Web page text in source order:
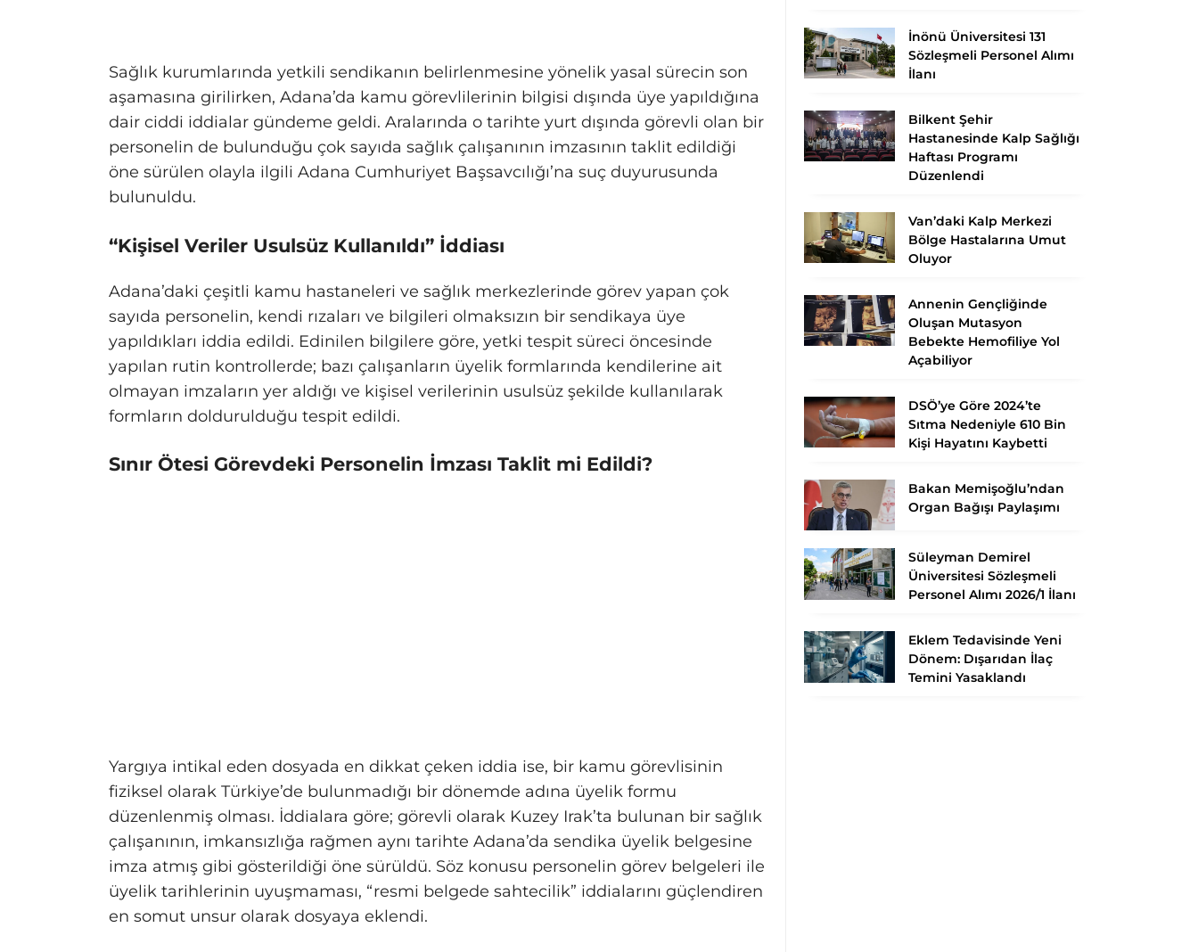
Sağlık kurumlarında yetkili sendikanın belirlenmesine yönelik yasal sürecin son
aşamasına girilirken, Adana’da kamu görevlilerinin bilgisi dışında üye yapıldığına
dair ciddi iddialar gündeme geldi. Aralarında o tarihte yurt dışında görevli olan bir
personelin de bulunduğu çok sayıda sağlık çalışanının imzasının taklit edildiği
öne sürülen olayla ilgili Adana Cumhuriyet Başsavcılığı’na suç duyurusunda
bulunuldu.
“Kişisel Veriler Usulsüz Kullanıldı” İddiası
Adana’daki çeşitli kamu hastaneleri ve sağlık merkezlerinde görev yapan çok
sayıda personelin, kendi rızaları ve bilgileri olmaksızın bir sendikaya üye
yapıldıkları iddia edildi. Edinilen bilgilere göre, yetki tespit süreci öncesinde
yapılan rutin kontrollerde; bazı çalışanların üyelik formlarında kendilerine ait
olmayan imzaların yer aldığı ve kişisel verilerinin usulsüz şekilde kullanılarak
formların doldurulduğu tespit edildi.
Sınır Ötesi Görevdeki Personelin İmzası Taklit mi Edildi?
Yargıya intikal eden dosyada en dikkat çeken iddia ise, bir kamu görevlisinin
fiziksel olarak Türkiye’de bulunmadığı bir dönemde adına üyelik formu
düzenlenmiş olması. İddialara göre; görevli olarak Kuzey Irak’ta bulunan bir sağlık
çalışanının, imkansızlığa rağmen aynı tarihte Adana’da sendika üyelik belgesine
imza atmış gibi gösterildiği öne sürüldü. Söz konusu personelin görev belgeleri ile
üyelik tarihlerinin uyuşmaması, “resmi belgede sahtecilik” iddialarını güçlendiren
en somut unsur olarak dosyaya eklendi.
İnönü Üniversitesi 131
Sözleşmeli Personel Alımı
İlanı
Bilkent Şehir
Hastanesinde Kalp Sağlığı
Haftası Programı
Düzenlendi
Van’daki Kalp Merkezi
Bölge Hastalarına Umut
Oluyor
Annenin Gençliğinde
Oluşan Mutasyon
Bebekte Hemofiliye Yol
Açabiliyor
DSÖ’ye Göre 2024’te
Sıtma Nedeniyle 610 Bin
Kişi Hayatını Kaybetti
Bakan Memişoğlu’ndan
Organ Bağışı Paylaşımı
Süleyman Demirel
Üniversitesi Sözleşmeli
Personel Alımı 2026/1 İlanı
Eklem Tedavisinde Yeni
Dönem: Dışarıdan İlaç
Temini Yasaklandı